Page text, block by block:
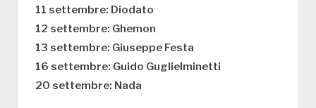
11 settembre: Diodato
12 settembre: Ghemon
13 settembre: Giuseppe Festa
16 settembre: Guido Guglielminetti
20 settembre: Nada